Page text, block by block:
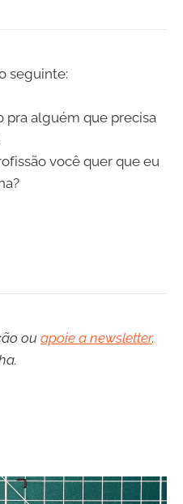
seguinte:
pra alguém que precisa
você quer que eu
ou apoie a newsletter.